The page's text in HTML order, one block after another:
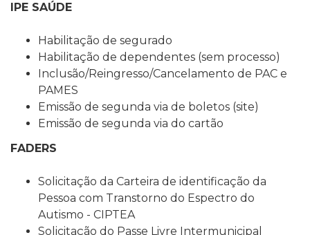
IPE SAÚDE
Habilitação de segurado
Habilitação de dependentes (sem processo)
Inclusão/Reingresso/Cancelamento de PAC e
PAMES
Emissão de segunda via de boletos (site)
Emissão de segunda via do cartão
FADERS
Solicitação da Carteira de identificação da
Pessoa com Transtorno do Espectro do
Autismo - CIPTEA
Solicitação do Passe Livre Intermunicipal